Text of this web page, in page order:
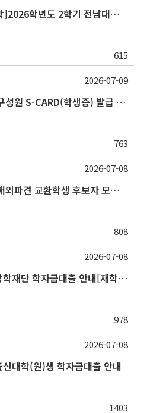
[그린바이오 혁신융합대학]2026학년도 2학기 전남대학교 교류 수학 안내
615
2026학년도 2학기 신규 구성원 S-CARD(학생증) 발급 안내
763
2026-07-09
2026학년도 2학기 본부 해외파견 교환학생 후보자 모집 안내
808
2026-07-08
2026학년도 2학기 한국장학재단 학자금대출 안내[재학생]
978
2026-07-08
대학(원)생 학자금대출 안내
1403
2026-07-08